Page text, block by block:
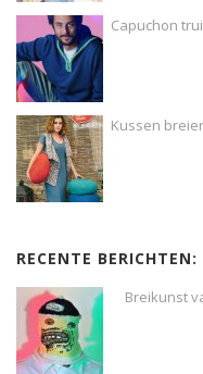
Capuchon
Kussen
RECENTE BERICHTEN:
Breikunst